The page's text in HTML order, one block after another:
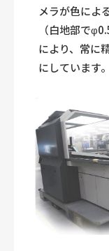
メラが色によ
（白地部で
により、常に
にしています。